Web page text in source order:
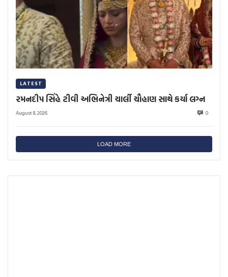
LATEST
રમનદીપ સિંહે ટીવી અભિનેત્રી ચાર્લી ચૌહાણ સાથે કર્યા લગ્ન
August 8, 2026 0
LOAD MORE